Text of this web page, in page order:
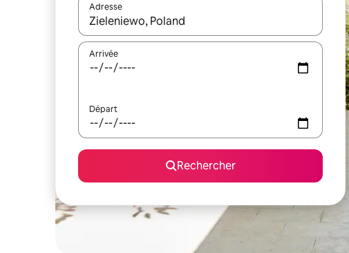
Adresse
Lorsque les résultats s'affichent, utilisez les flèches vers
Arrivée
Départ
Rechercher